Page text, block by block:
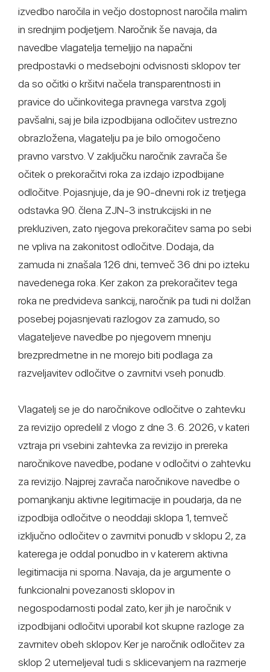
izvedbo naročila in večjo dostopnost naročila malim
in srednjim podjetjem. Naročnik še navaja, da
navedbe vlagatelja temeljijo na napačni
predpostavki o medsebojni odvisnosti sklopov ter
da so očitki o kršitvi načela transparentnosti in
pravice do učinkovitega pravnega varstva zgolj
pavšalni, saj je bila izpodbijana odločitev ustrezno
obrazložena, vlagatelju pa je bilo omogočeno
pravno varstvo. V zaključku naročnik zavrača še
očitek o prekoračitvi roka za izdajo izpodbijane
odločitve. Pojasnjuje, da je 90-dnevni rok iz tretjega
odstavka 90. člena ZJN-3 instrukcijski in ne
prekluziven, zato njegova prekoračitev sama po sebi
ne vpliva na zakonitost odločitve. Dodaja, da
zamuda ni znašala 126 dni, temveč 36 dni po izteku
navedenega roka. Ker zakon za prekoračitev tega
roka ne predvideva sankcij, naročnik pa tudi ni dolžan
posebej pojasnjevati razlogov za zamudo, so
vlagateljeve navedbe po njegovem mnenju
brezpredmetne in ne morejo biti podlaga za
razveljavitev odločitve o zavrnitvi vseh ponudb.
Vlagatelj se je do naročnikove odločitve o zahtevku
za revizijo opredelil z vlogo z dne 3. 6. 2026, v kateri
vztraja pri vsebini zahtevka za revizijo in prereka
naročnikove navedbe, podane v odločitvi o zahtevku
za revizijo. Najprej zavrača naročnikove navedbe o
pomanjkanju aktivne legitimacije in poudarja, da ne
izpodbija odločitve o neoddaji sklopa 1, temveč
izključno odločitev o zavrnitvi ponudb v sklopu 2, za
katerega je oddal ponudbo in v katerem aktivna
legitimacija ni sporna. Navaja, da je argumente o
funkcionalni povezanosti sklopov in
negospodarnosti podal zato, ker jih je naročnik v
izpodbijani odločitvi uporabil kot skupne razloge za
zavrnitev obeh sklopov. Ker je naročnik odločitev za
sklop 2 utemeljeval tudi s sklicevanjem na razmerje